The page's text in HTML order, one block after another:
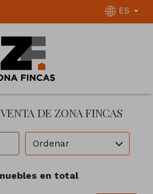
ES
DE ZONA FINCAS
Ordenar
en total